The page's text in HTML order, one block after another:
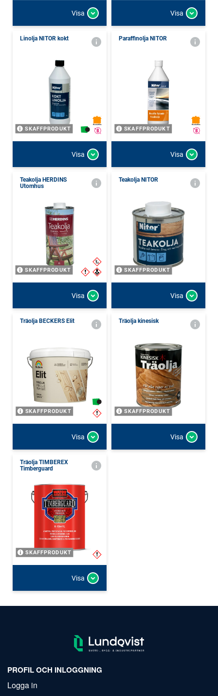
Visa Visa
Linolja NITOR kokt
SKAFFPRODUKT
Visa
Paraffinolja NITOR
SKAFFPRODUKT
Visa
Teakolja HERDINS
Utomhus
SKAFFPRODUKT
Visa
Teakolja NITOR
SKAFFPRODUKT
Visa
Träolja BECKERS Elit
SKAFFPRODUKT
Visa
Träolja kinesisk
SKAFFPRODUKT
Visa
Träolja TIMBEREX
Timberguard
SKAFFPRODUKT
Visa
PROFIL OCH INLOGGNING
Logga in